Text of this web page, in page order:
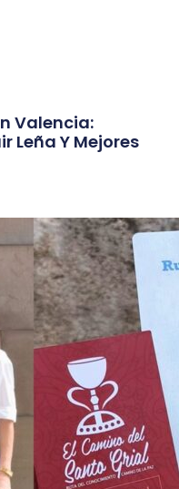
Valencia:
Leña Y Mejores